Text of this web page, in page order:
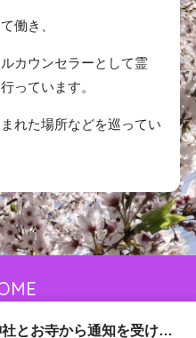
働き、
カウンセラーとして霊
っています。
れた場所などを巡ってい
て プライバシーポリシー四葉の霊視と神社とお寺から通知を受け取る